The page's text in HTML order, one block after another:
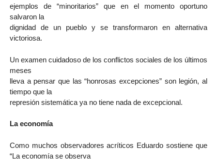
ejemplos de “minoritarios” que en el momento oportuno
salvaron la
dignidad de un pueblo y se transformaron en alternativa
victoriosa.
Un examen cuidadoso de los conflictos sociales de los últimos
meses
lleva a pensar que las “honrosas excepciones” son legión, al
tiempo que la
represión sistemática ya no tiene nada de excepcional.
La economía
Como muchos observadores acríticos Eduardo sostiene que
“La economía se observa